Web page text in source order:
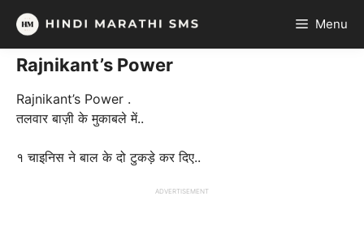
Skip
content
Menu
Rajnikant’s Power
Rajnikant’s Power .
तलवार बाज़ी के मुकाबले में..
१ चाइनिस ने बाल के दो टुकड़े कर दिए..
ADVERTISEMENT